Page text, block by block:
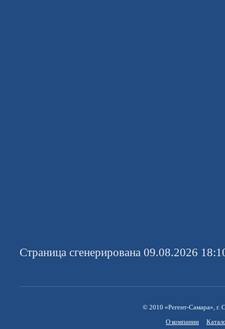
Страница сгенерирована 09.08.2026
© 2010 «Регент-Самара», г.
О компании